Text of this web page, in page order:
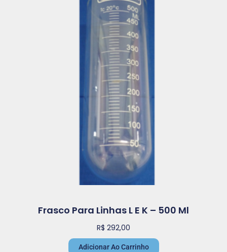
Frasco Para Linhas L E K – 500 Ml
R$ 292,00
Adicionar Ao Carrinho